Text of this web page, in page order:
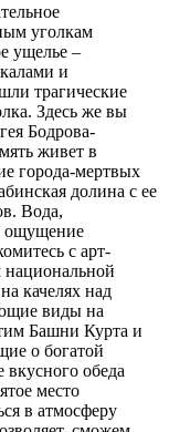
уголкам
ущелье –
и
трагические
Здесь же вы
Бодрова-
живет в
города-мертвых
долина с ее
Вода,
ощущение
с арт-
национальной
качелях над
виды на
Башни Курта и
о богатой
обеда
место
в атмосферу